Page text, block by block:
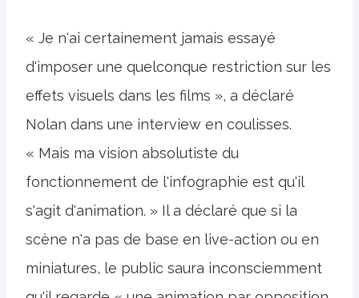
« Je n'ai certainement jamais essayé
d'imposer une quelconque restriction sur les
effets visuels dans les films », a déclaré
Nolan dans une interview en coulisses.
« Mais ma vision absolutiste du
fonctionnement de l'infographie est qu'il
s'agit d'animation. » Il a déclaré que si la
scène n'a pas de base en live-action ou en
miniatures, le public saura inconsciemment